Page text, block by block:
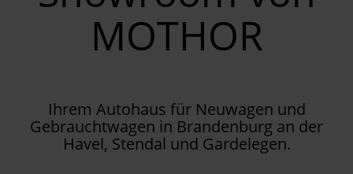
MOTHOR
Ihrem Autohaus für Neuwagen und
Gebrauchtwagen in Brandenburg an der
Havel, Stendal und Gardelegen.